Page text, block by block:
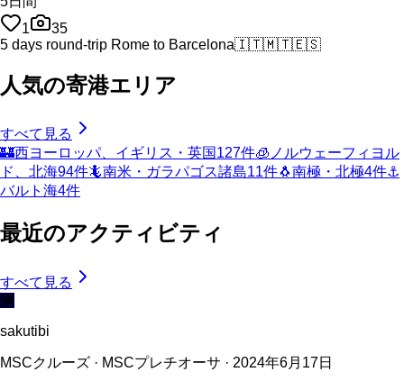
1
35
5 days round-trip Rome to Barcelona🇮🇹🇲🇹🇪🇸
人気の寄港エリア
すべて見る
🏰西ヨーロッパ、イギリス・英国127件🧊 ノルウェーフィヨル
ド、北海94件🦎南米・ガラパゴス諸島11件🐧南極・北極4件⚓
バルト海4件
最近のアクティビティ
すべて見る
💎
sakutibi
MSCクルーズ · MSCプレチオーサ · 2024年6月17日